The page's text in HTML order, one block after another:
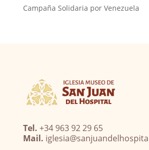
Campaña Solidaria por Venezuela
Tel. +34 963 92 29 65
Mail.